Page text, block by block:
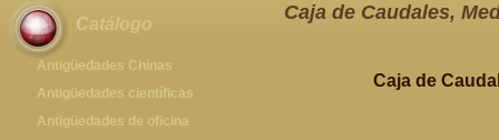
Catálogo
Antigüedades Chinas
Antigüedades Chinas
Antigüedades científicas
Antigüedades científicas
Antigüedades de oficina
Caja de Caudales,
Caja de